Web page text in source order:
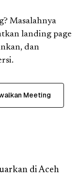
Masalahnya
landing page
dan
Meeting
di Aceh